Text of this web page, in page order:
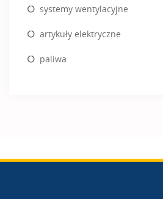
systemy wentylacyjne
artykuły elektryczne
paliwa